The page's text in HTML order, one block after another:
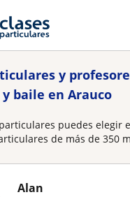
y
baile en Arauco
puedes elegir
de más de 350
Alan